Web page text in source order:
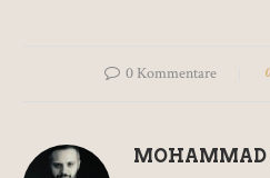
0 Kommentare
MOHAMMAD